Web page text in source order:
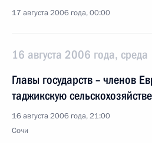
17 августа 2006 года, 00:00
16 августа 2006 года, среда
Главы государств – членов
таджикскую
16 августа 2006 года, 21:00
Сочи